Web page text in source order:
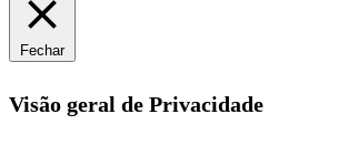
Fechar
Visão geral de Privacidade